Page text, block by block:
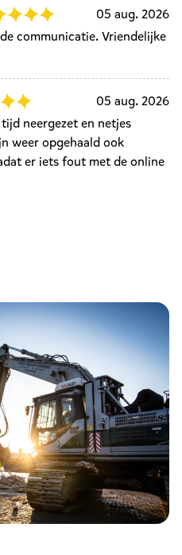
05 aug. 2026
communicatie. Vriendelijke
05 aug. 2026
neergezet en netjes
weer opgehaald ook
er iets fout met de online